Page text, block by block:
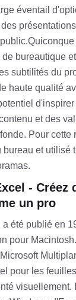
éventail
bureautique
subtilités du
haute qualité
et des
Pour cette
bureau et utilisé
- Créez
un pro
a été publié en
pour
pour les
visuellement.